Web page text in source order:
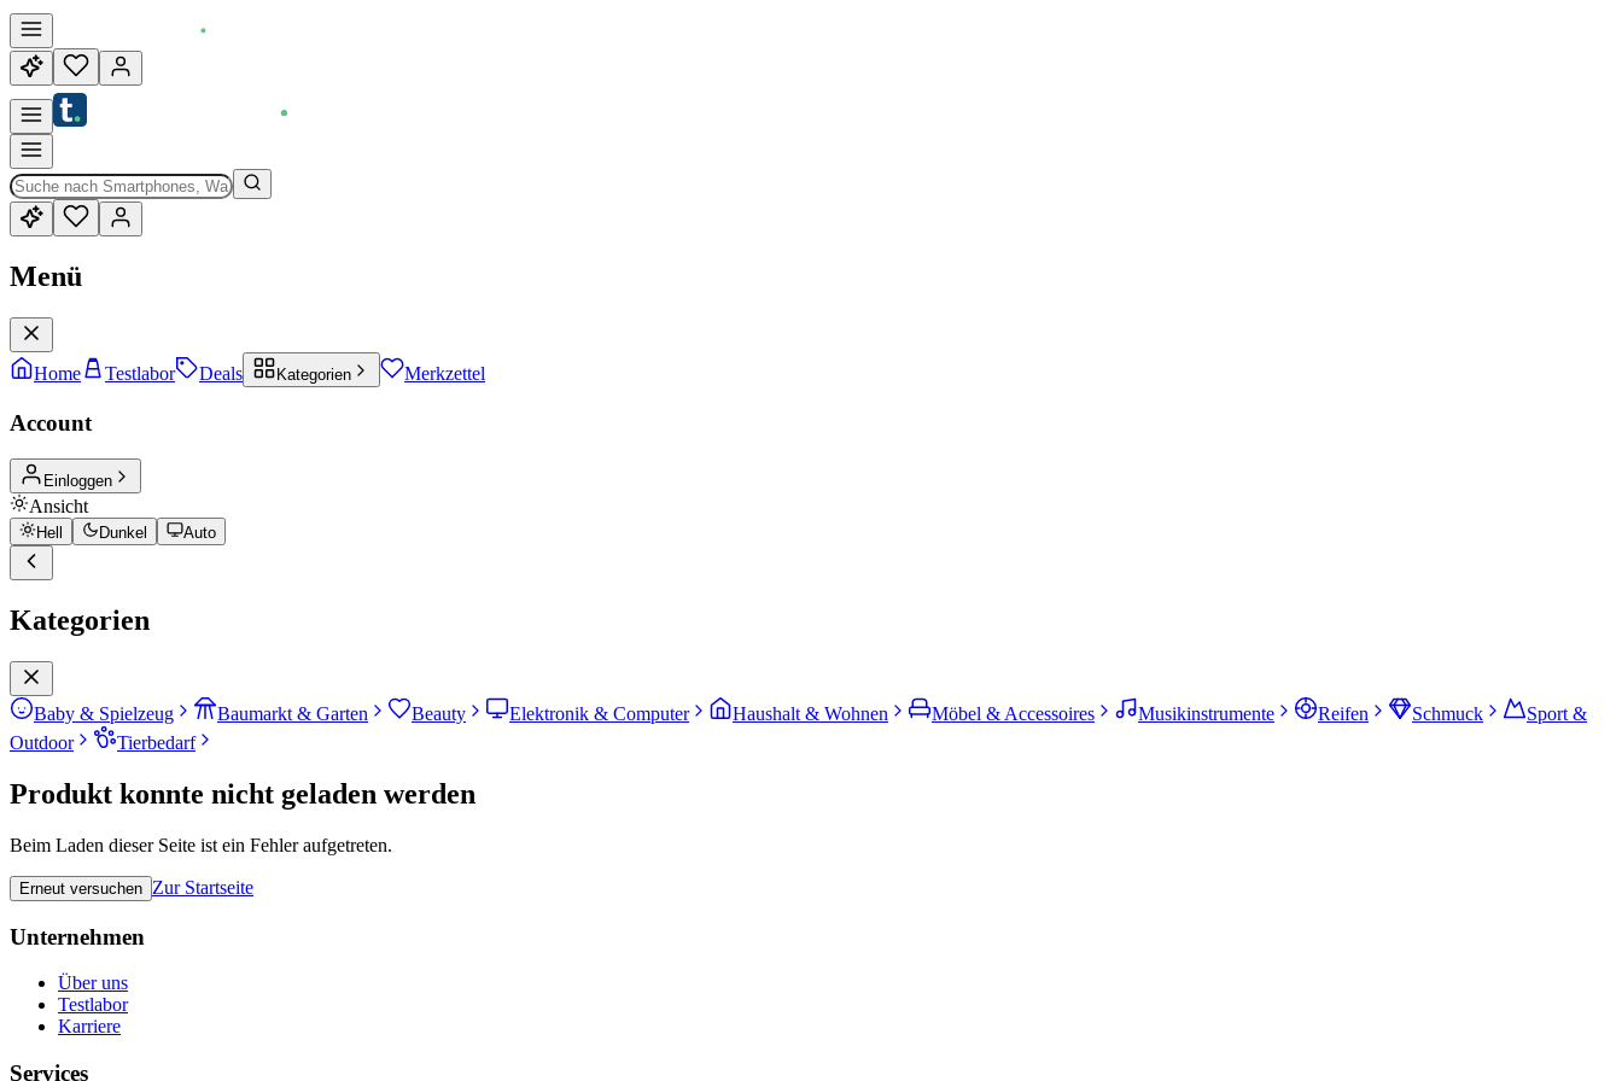
Menü
Home Testlabor Deals Kategorien Merkzettel
Account
Einloggen
Ansicht
Hell Dunkel Auto
Kategorien
Baby & Spielzeug Baumarkt & Garten Beauty Elektronik & Computer Haushalt & Wohnen Möbel & Accessoires Musikinstrumente Reifen Schmuck
Sport &
Outdoor
Tierbedarf
Produkt konnte nicht geladen werden
Beim Laden dieser Seite ist ein Fehler aufgetreten.
Erneut versuchen Zur Startseite
Unternehmen
Über uns
Testlabor
Karriere
Services